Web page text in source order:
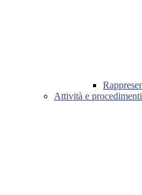
Attività e procedimenti